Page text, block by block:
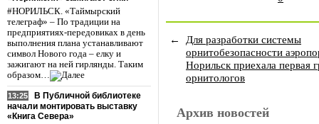
#НОРИЛЬСК. «Таймырский
телеграф» – По традиции на
предприятиях-передовиках в день
выполнения плана устанавливают
символ Нового года – елку и
зажигают на ней гирлянды. Таким
образом…
13:25
В Публичной библиотеке
начали монтировать выставку
«Книга Севера»
←
Для разработки системы
орнитобезопасности
Норильск приехала первая
орнитологов
Архив новостей